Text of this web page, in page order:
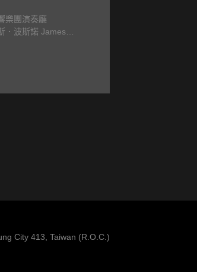
樂團演奏廳
．波斯諾 James
／國立臺灣交響樂團
City 413, Taiwan (R.O.C.)